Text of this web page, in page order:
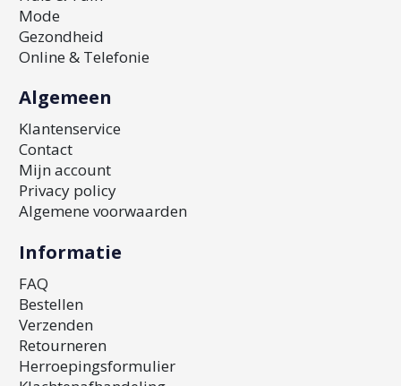
Mode
Gezondheid
Online & Telefonie
Algemeen
Klantenservice
Contact
Mijn account
Privacy policy
Algemene voorwaarden
Informatie
FAQ
Bestellen
Verzenden
Retourneren
Herroepingsformulier